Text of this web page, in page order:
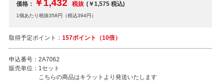
価格： ￥1,432 税抜 (￥1,575税込)
1個あたり税抜358円（税込394円）
取得予定ポイント： 157ポイント（10倍）
申込番号： 2A7062
販売単位： 1セット
こちらの商品はキラットより発送いたします